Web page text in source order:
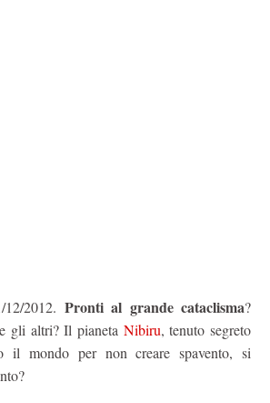
2012. Pronti al grande cataclisma?
gli altri? Il pianeta Nibiru, tenuto segreto
il mondo per non creare spavento, si